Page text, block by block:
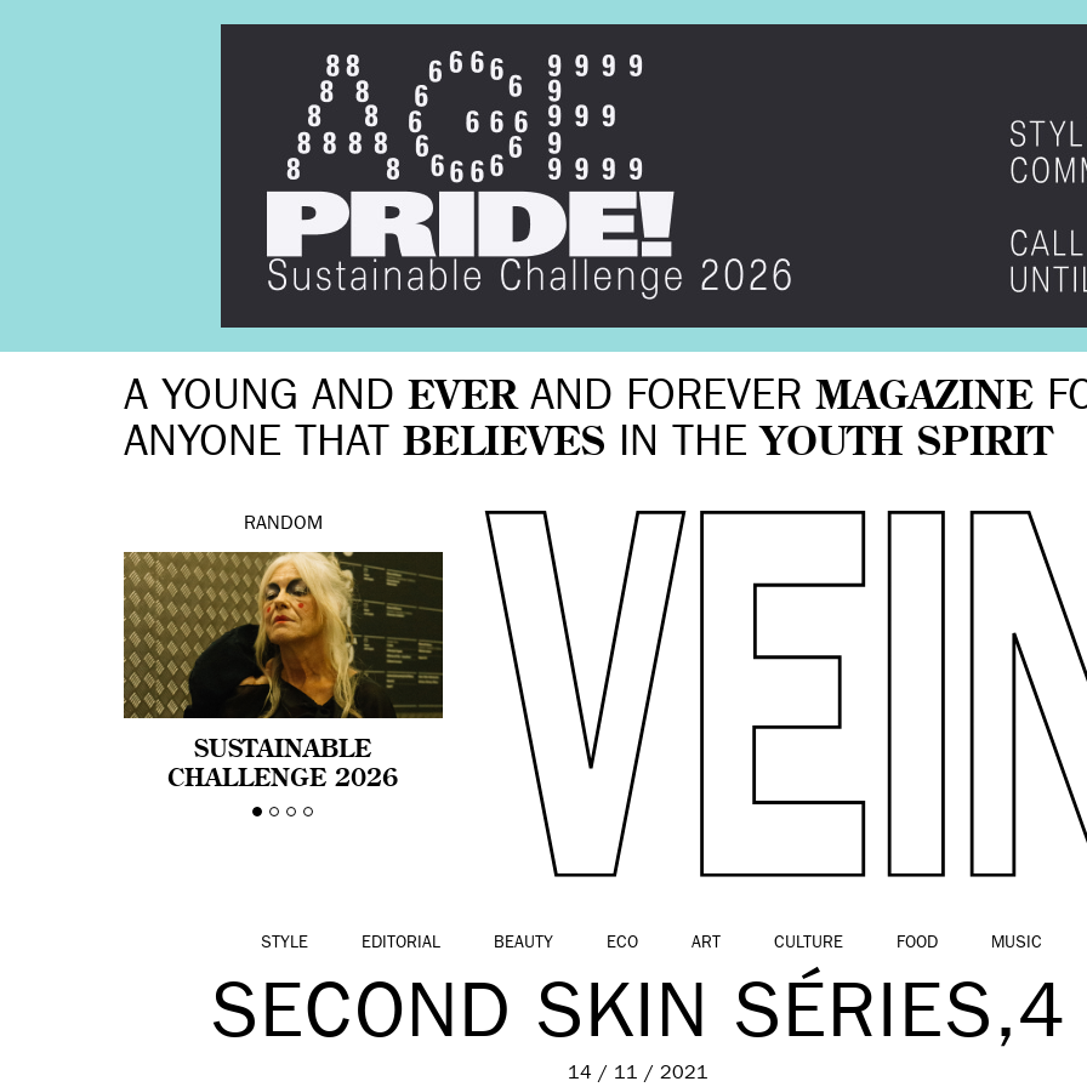
A YOUNG AND EVERAND FOREVER MAGAZINE
ANYONE THAT BELIEVES IN THE YOUTH SPIRIT
RANDOM
SUSTAINABLE
CHALLENGE 2026
CELEBRA LA
STYLE EDITORIAL BEAUTY ECO ART CULTURE FOOD MUSIC
SECOND SKIN SÉRIES,4
14 / 11 / 2021